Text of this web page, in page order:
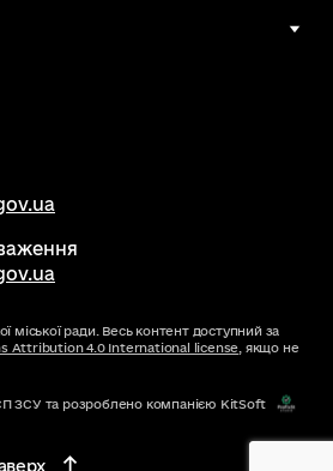
міської ради. Весь контент доступний за
Attribution 4.0 International license , якщо не
ЗСУ та розроблено компанією KitSoft